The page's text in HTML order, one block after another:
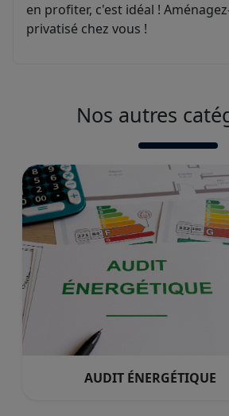
en profiter, c'est idéal !
privatisé chez vous !
Nos autres
AUDIT ÉNERGÉTIQUE